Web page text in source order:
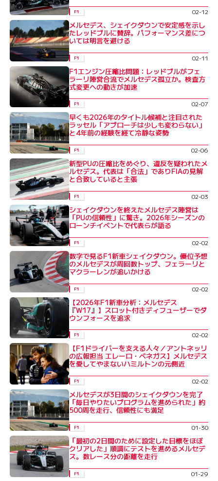
F1 02-12
メルセデス、シェイクダウンで安定感を示し
たレッドブルに賛辞。パフォーマンス差につ
いては明言を避ける
F1 02-11
F1エンジン圧縮比問題：レッドブルがフェ
ラーリ陣営合流でメルセデス孤立か。検査方
式変更への動きが加速
F1 02-07
早くも2026年のタイトル候補と注目された
ラッセル「アプローチは少しも変わらない」
と4年前の経験を経て冷静な姿勢
F1 02-06
新型PUの圧縮比をめぐり、違反を疑われたメ
ルセデス。代表は「合法」でありFIAの見解
と合致していると主張
F1 02-03
シェイクダウンを終えたメルセデス陣営は
「PUの信頼性」に驚き。2026年シーズンの
ローンチイベントで代表らが語る
F1 02-02
数字で見るF1新車シェイクダウン。優位予想
のメルセデスが周回数トップ、フェラーリと
マクラーレンが追いかける
F1 02-02
【2026年F1新車分析：メルセデス
『W17』】スロット付きディフューザーでダ
ウンフォースを追求
F1 02-02
【F1ドライバーを支える人々／アントネッリ
の広報担当 エレーロ・ベネガス】メルセデス
を愛してやまないハミルトンの元側近
F1 02-02
メルセデスが3日間のシェイクダウンを完了
「毎日やりたいプログラムを進められた」約
500周を走行、信頼性にも満足
F1 01-30
「最初の2日間のために設定した目標をほぼ
クリアした」順調にテストを進めるメルセデ
ス。数レース分の距離を走行
F1 01-29